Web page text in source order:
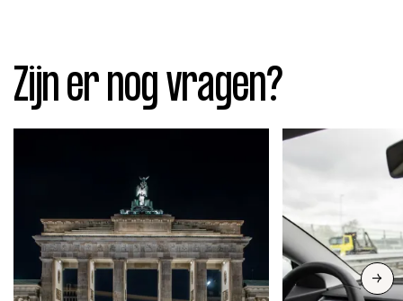
Zijn er nog vragen?